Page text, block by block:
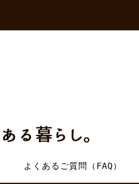
よくあるご質問（FAQ）